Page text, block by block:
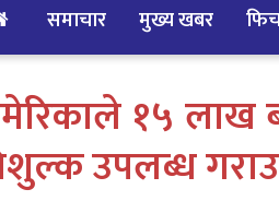
समाचार मुख्य खबर
१५ लाख
उपलब्ध